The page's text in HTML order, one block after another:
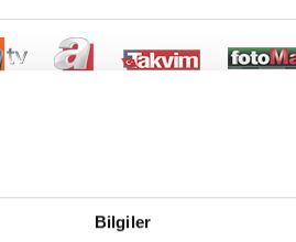
Bilgiler